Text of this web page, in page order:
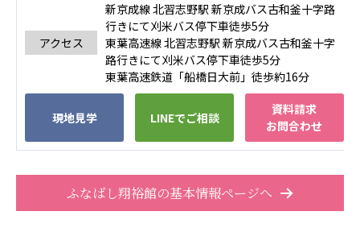
一般社団法人フードラボジャパン
特定非営利活動法人日本医療福祉機構
株式会社アメックファーマシー
株式会社エネクト 株式会社 G.com R＆M
海外グループ会社
美迪克（上海）商务咨询有限公司
アクセス
新京成線 北習志野駅 新京成バス古和釜十字路
行きにて刈米バス停下車徒歩5分
東葉高速線 北習志野駅 新京成バス古和釜十字
路行きにて刈米バス停下車徒歩5分
東葉高速鉄道「船橋日大前」徒歩約16分
現地見学 LINEでご相談
資料請求
お問合わせ
ふなばし翔裕館の基本情報ページへ